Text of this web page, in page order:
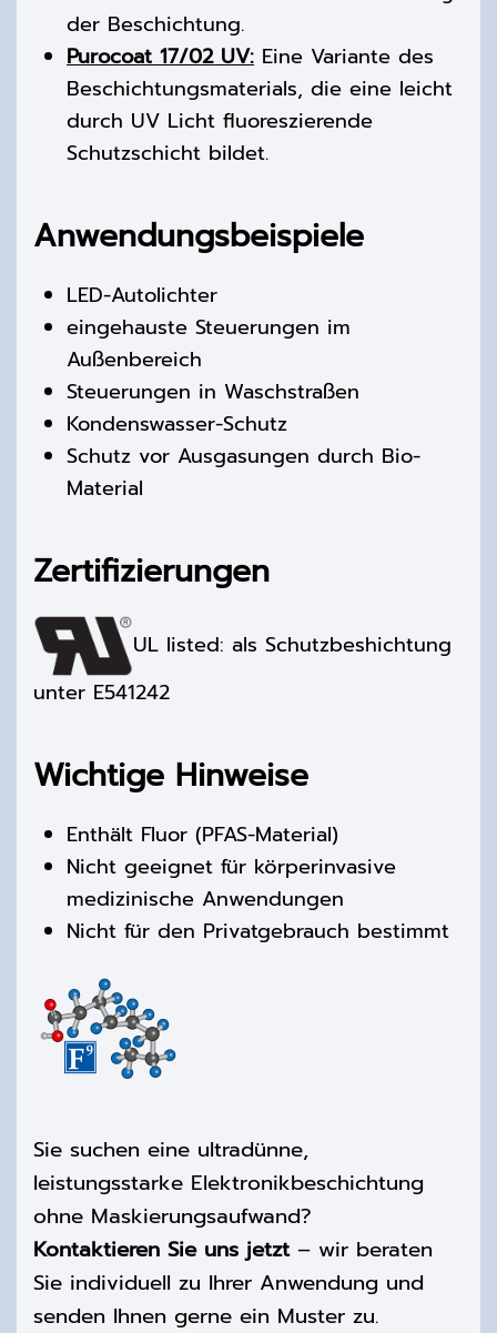
der Beschichtung.
Purocoat 17/02 UV: Eine Variante des
Beschichtungsmaterials, die eine leicht
durch UV Licht fluoreszierende
Schutzschicht bildet.
Anwendungsbeispiele
LED-Autolichter
eingehauste Steuerungen im
Außenbereich
Steuerungen in Waschstraßen
Kondenswasser-Schutz
Schutz vor Ausgasungen durch Bio-
Material
Zertifizierungen
UL listed: als Schutzbeshichtung
unter E541242
Wichtige Hinweise
Enthält Fluor (PFAS-Material)
Nicht geeignet für körperinvasive
medizinische Anwendungen
Nicht für den Privatgebrauch bestimmt
Sie suchen eine ultradünne,
leistungsstarke Elektronikbeschichtung
ohne Maskierungsaufwand?
Kontaktieren Sie uns jetzt– wir beraten
Sie individuell zu Ihrer Anwendung und
senden Ihnen gerne ein Muster zu.